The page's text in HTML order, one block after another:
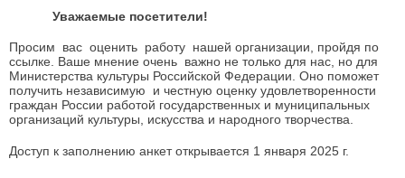
Уважаемые посетители!
Просим вас оценить работу нашей организации, пройдя по
ссылке. Ваше мнение очень важно не только для нас, но для
Министерства культуры Российской Федерации. Оно поможет
получить независимую и честную оценку удовлетворенности
граждан России работой государственных и муниципальных
организаций культуры, искусства и народного творчества.
Доступ к заполнению анкет открывается 1 января 2025 г.